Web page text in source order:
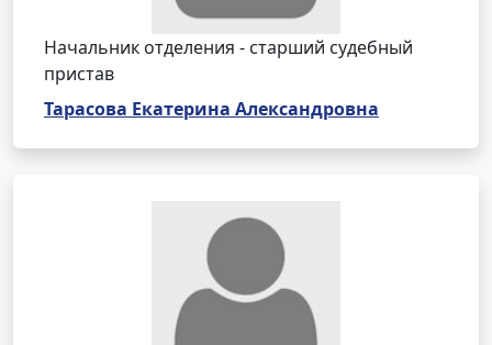
Начальник отделения - старший судебный
пристав
Тарасова Екатерина Александровна